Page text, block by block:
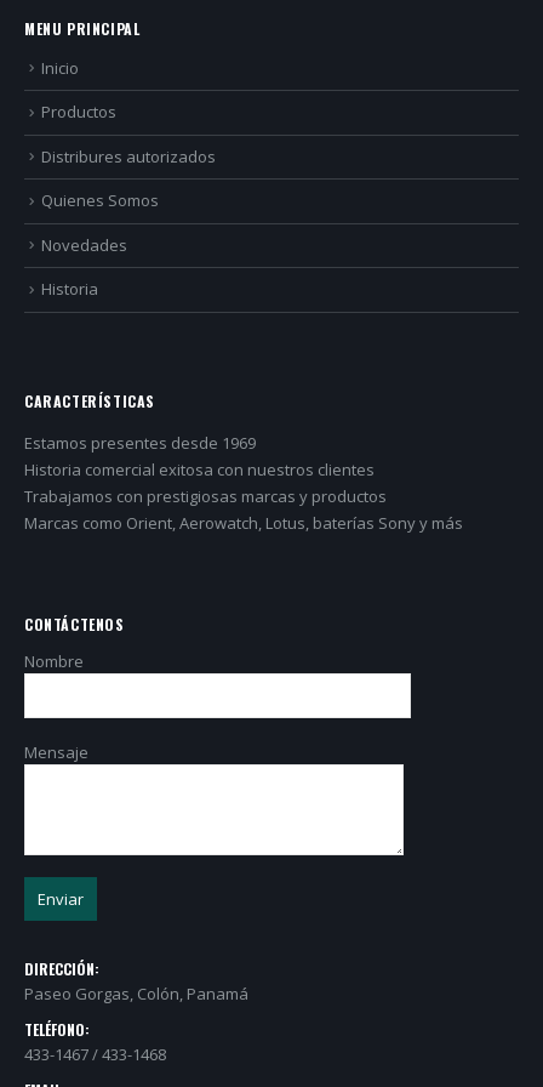
MENU PRINCIPAL
Inicio
Productos
Distribures autorizados
Quienes Somos
Novedades
Historia
CARACTERÍSTICAS
Estamos presentes desde 1969
Historia comercial exitosa con nuestros clientes
Trabajamos con prestigiosas marcas y productos
Marcas como Orient, Aerowatch, Lotus, baterías Sony y más
CONTÁCTENOS
Nombre
Mensaje
DIRECCIÓN:
Paseo Gorgas, Colón, Panamá
TELÉFONO:
433-1467 / 433-1468